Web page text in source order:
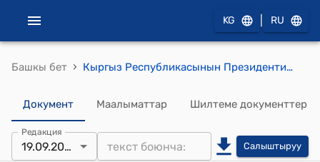
KG RU
Башкы бет › Кыргыз Республикасынын Президентинин 2024-жылдын 19-сентябрындагы ПЖ № 268 "Кыргыз Республикасында миграциялык процесстерди оптималдаштыруу боюнча чаралар жөнүндө" Жарлыгы
Документ Маалыматтар Шилтеме документтер
Редакция
19.09.2024 Салыштыруу